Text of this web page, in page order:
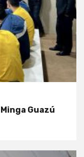
Guazú